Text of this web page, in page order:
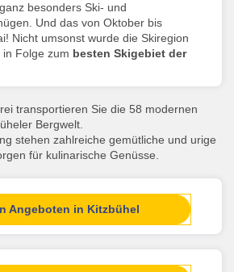
besonders Ski- und
Und das von Oktober bis
Nicht umsonst wurde die Skiregion
Folge zum besten Skigebiet der
transportieren Sie die 58 modernen
Bergwelt.
stehen zahlreiche gemütliche und urige
für kulinarische Genüsse.
Angeboten in Kitzbühel